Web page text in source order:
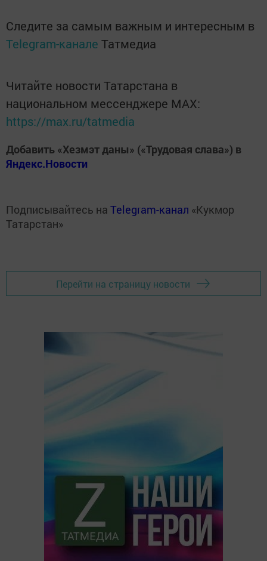
Следите за самым важным и интересным в
Telegram-канале Татмедиа
Читайте новости Татарстана в
национальном мессенджере MАХ:
https://max.ru/tatmedia
Добавить «Хезмэт даны» («Трудовая слава») в
Яндекс.Новости
Подписывайтесь на Telegram-канал «Кукмор
Татарстан»
Перейти на страницу новости